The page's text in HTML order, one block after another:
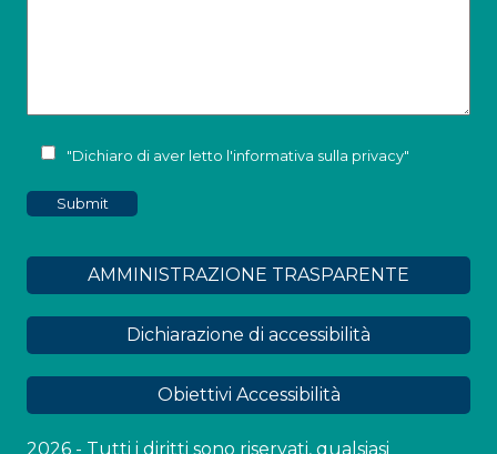
"Dichiaro di aver letto l'informativa sulla privacy"
AMMINISTRAZIONE TRASPARENTE
Dichiarazione di accessibilità
Obiettivi Accessibilità
2026 - Tutti i diritti sono riservati, qualsiasi